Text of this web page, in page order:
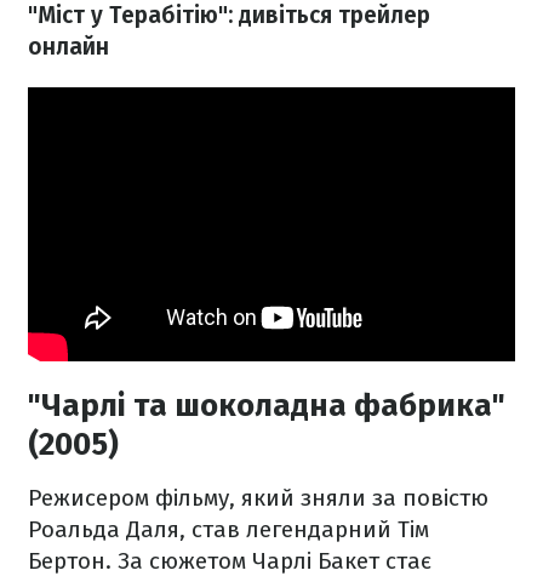
"Міст у Терабітію": дивіться трейлер
онлайн
"Чарлі та шоколадна фабрика"
(2005)
Режисером фільму, який зняли за повістю
Роальда Даля, став легендарний Тім
Бертон. За сюжетом Чарлі Бакет стає